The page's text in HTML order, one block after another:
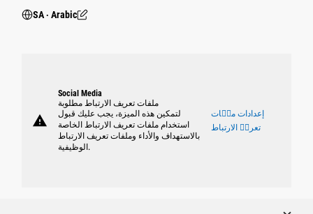
SA ‧ Arabic
warning
Social Media
ملفات تعريف الارتباط مطلوبة
لتمكين هذه الميزة، يجب عليك قبول
استخدام ملفات تعريف الارتباط الخاصة
بالاستهداف والأداء وملفات تعريف الارتباط
الوظيفية.
إعدادات ملٝات
تعريٝ الارتباط